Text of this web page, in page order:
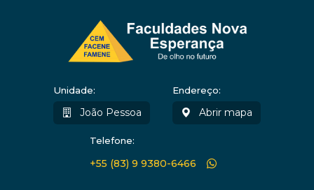
Unidade:
João Pessoa
Endereço:
Abrir mapa
Telefone:
+55 (83) 9 9380-6466